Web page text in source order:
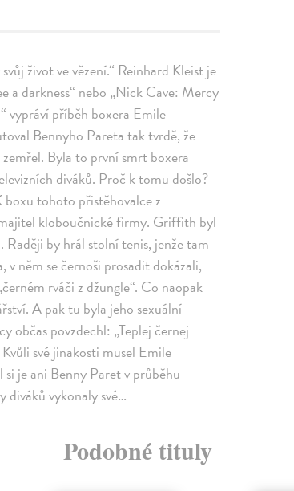
život ve vězení.“ Reinhard Kleist je
a darkness“ nebo „Nick Cave: Mercy
vypráví příběh boxera Emile
Bennyho Pareta tak tvrdě, že
Byla to první smrt boxera
diváků. Proč k tomu došlo?
tohoto přistěhovalce z
kloboučnické firmy. Griffith byl
by hrál stolní tenis, jenže tam
v něm se černoši prosadit dokázali,
rváči z džungle“. Co naopak
A pak tu byla jeho sexuální
občas povzdechl: „Teplej černej
své jinakosti musel Emile
je ani Benny Paret v průběhu
diváků vykonaly své…
Podobné tituly